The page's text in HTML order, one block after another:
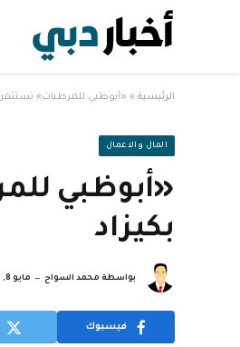
الرئيسية » «أبوظبي للمرطبات» تستثمر 300 مليون درهم لتأسيس منشأة لإنتاج المشروبات بكيزاد
المال والاعمال
بكيزاد
بواسطة محمد السواح مايو 8, 2026
فيسبوك